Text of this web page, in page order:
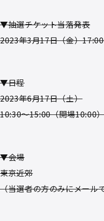
▼抽選チケット当落発表
2023年3月17日（金）
▼日程
2023年6月17日（土）
10:30～15:00（開場10:00
▼会場
東京近郊
（当選者の方のみにメール